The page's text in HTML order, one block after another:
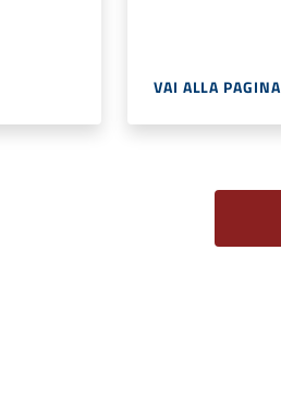
VAI ALLA PAGINA